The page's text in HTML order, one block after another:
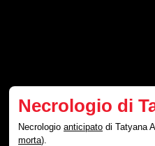
Necrologio di
Necrologioanticipato di Tatyana
morta).